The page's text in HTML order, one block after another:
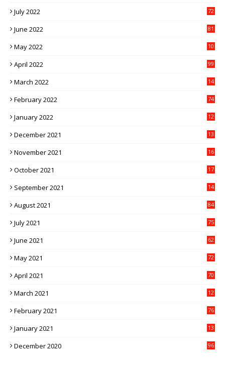
July 2022 72
June 2022 81
May 2022
10
April 2022 99
March 2022
14
February 2022 74
January 2022
12
December 2021
13
November 2021
16
October 2021
17
September 2021
14
August 2021 84
July 2021 75
June 2021 62
May 2021 72
April 2021 70
March 2021
12
February 2021 76
January 2021
13
December 2020 96